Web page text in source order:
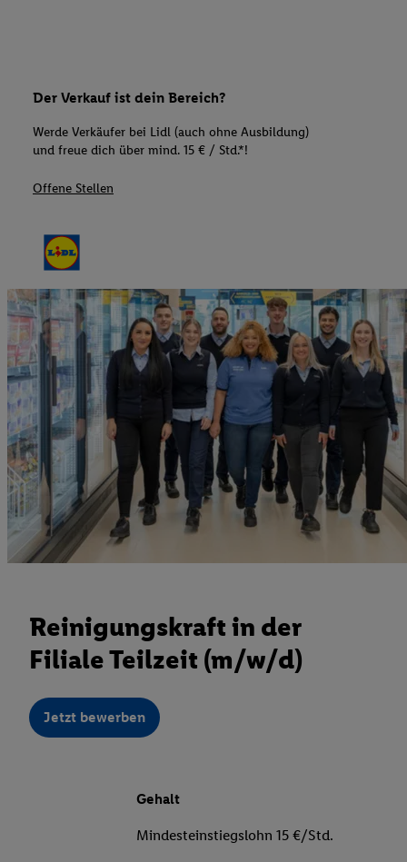
Der Verkauf ist dein Bereich?
Werde Verkäufer bei Lidl (auch ohne Ausbildung)
und freue dich über mind. 15 € / Std.*!
Offene Stellen
Reinigungskraft in der
Filiale Teilzeit (m/w/d)
Jetzt bewerben
Gehalt
Mindesteinstiegslohn 15 €/Std.